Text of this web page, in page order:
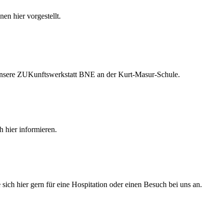
hier vorgestellt.
ZUKunftswerkstatt BNE an der Kurt-Masur-Schule.
hier informieren.
hier gern für eine Hospitation oder einen Besuch bei uns an.